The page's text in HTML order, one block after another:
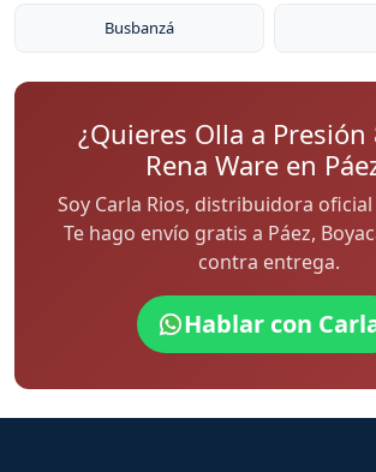
Busbanzá
¿Quieres Olla a
Rena Ware en
Soy Carla Rios, distribuidora oficial
Te hago envío gratis a Páez,
contra entrega.
Hablar con